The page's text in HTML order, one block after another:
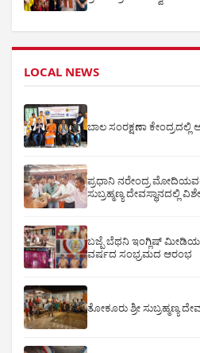
LOCAL NEWS
ಬಾಲ ಸಂರಕ್ಷಣಾ
ಪ್ರಧಾನಿ ನರೇಂದ್ರ
ಸುಬ್ರಹ್ಮಣ್ಯ ದೇವಸ್ಥಾನದಲ್ಲಿ
ಬಜ್ಪೆ ಬೆಥನಿ ಇಂಗ್ಲಿಷ್
ವರ್ಷದ ಸಂಭ್ರಮದ ಆರಂಭ
ತೋಕೂರು ಶ್ರೀ ಸುಬ್ರಹ್ಮಣ್ಯ